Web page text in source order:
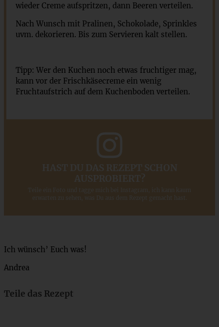
wieder Creme aufspritzen, dann Beeren verteilen.
Nach Wunsch mit Pralinen, Schokolade, Sprinkles
uvm. dekorieren. Bis zum Servieren kalt stellen.
Tipp: Wer den Kuchen noch etwas fruchtiger mag,
kann vor der Frischkäsecreme ein wenig
Fruchtaufstrich auf dem Kuchenboden verteilen.
HAST DU DAS REZEPT SCHON
AUSPROBIERT?
Teile ein Foto und tagge mich bei Instagram, ich kann kaum
erwarten zu sehen, was Du aus dem Rezept gemacht hast.
Ich wünsch’ Euch was!
Andrea
Teile das Rezept